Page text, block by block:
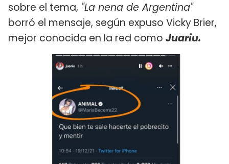
sobre el tema, "La nena de Argentina"
borró el mensaje, según expuso Vicky Brier,
mejor conocida en la red como Juariu.